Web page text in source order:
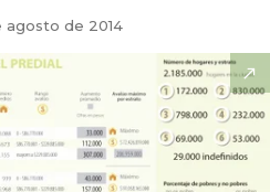
agosto de 2014